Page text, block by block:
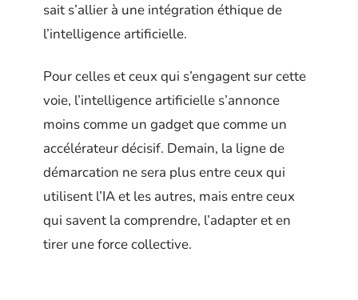
sait s’allier à une intégration éthique de
l’intelligence artificielle.
Pour celles et ceux qui s’engagent sur cette
voie, l’intelligence artificielle s’annonce
moins comme un gadget que comme un
accélérateur décisif. Demain, la ligne de
démarcation ne sera plus entre ceux qui
utilisent l’IA et les autres, mais entre ceux
qui savent la comprendre, l’adapter et en
tirer une force collective.